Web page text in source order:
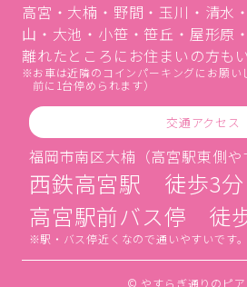
高宮・大楠・野間・玉川・清水
山・大池・小笹・笹丘・屋形原
離れたところにお住まいの方も
お車は近隣のコインパーキングにお願い
前に1台停められます）
交通アクセス
福岡市南区大楠（高宮駅東側や
西鉄高宮駅 徒歩3分
高宮駅前バス停 徒
駅・バス停近くなので通いやすいです。
© やすらぎ通りのピア